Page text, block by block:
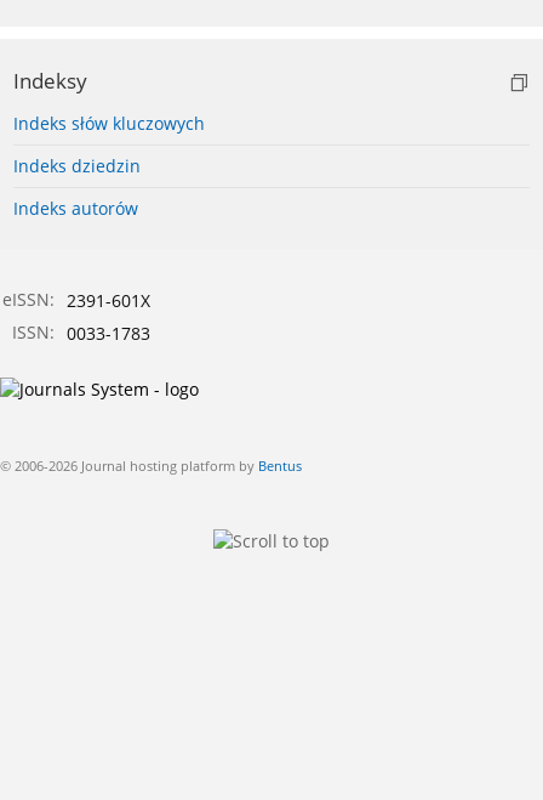
Indeksy
Indeks słów kluczowych
Indeks dziedzin
Indeks autorów
eISSN: 2391-601X
ISSN: 0033-1783
© 2006-2026 Journal hosting platform by Bentus